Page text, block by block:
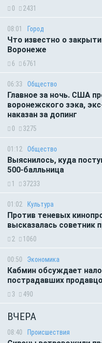
0 2431
08:01 Город
Что известно о
Воронеже
6 6761
06:33 Общество
Главное за ночь. CША
воронежского зэка,
наказан за допинг
0 3275
01:12 Общество
Выяснилось, куда
500-балльница
1 37233
01:02 Культура
Против теневых
высказалась советник
2 1060
00:50 Экономика
Кабмин обсуждает
пострадавших
3 490
ВЧЕРА
08:40 Происшествия